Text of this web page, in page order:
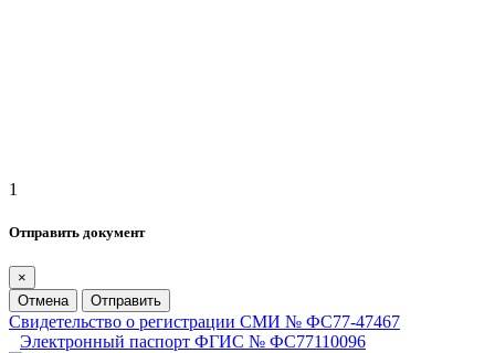
1
Отправить документ
×
Отмена
Отправить
Свидетельство о регистрации СМИ № ФС77-47467
Электронный паспорт ФГИС № ФС77110096